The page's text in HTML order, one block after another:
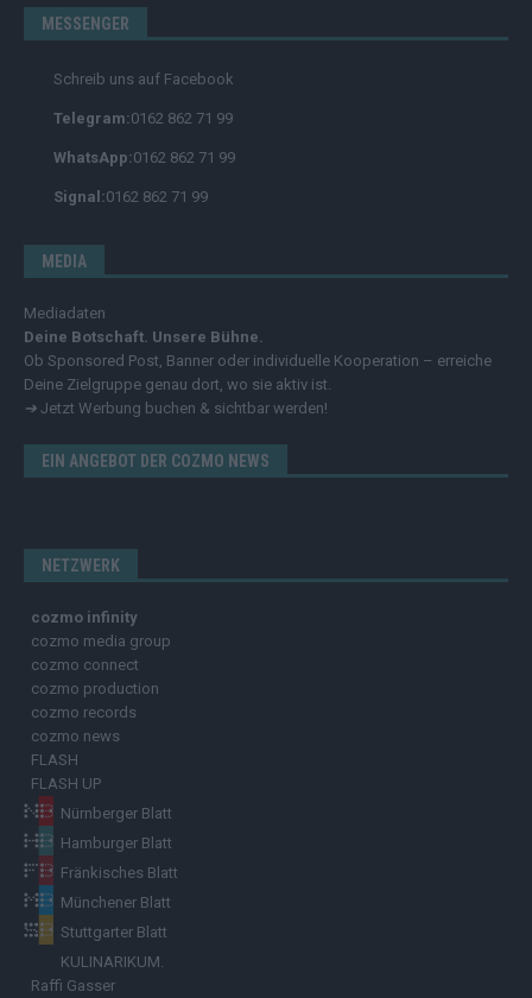
MESSENGER
Schreib uns auf Facebook
Telegram:0162 862 71 99
WhatsApp:0162 862 71 99
Signal:0162 862 71 99
MEDIA
Mediadaten
Deine Botschaft. Unsere Bühne.
Ob Sponsored Post, Banner oder individuelle Kooperation – erreiche
Deine Zielgruppe genau dort, wo sie aktiv ist.
➔ Jetzt Werbung buchen & sichtbar werden!
EIN ANGEBOT DER COZMO NEWS
NETZWERK
cozmo infinity
cozmo media group
cozmo connect
cozmo production
cozmo records
cozmo news
FLASH
FLASH UP
Nürnberger Blatt
Hamburger Blatt
Fränkisches Blatt
Münchener Blatt
Stuttgarter Blatt
KULINARIKUM.
Raffi Gasser